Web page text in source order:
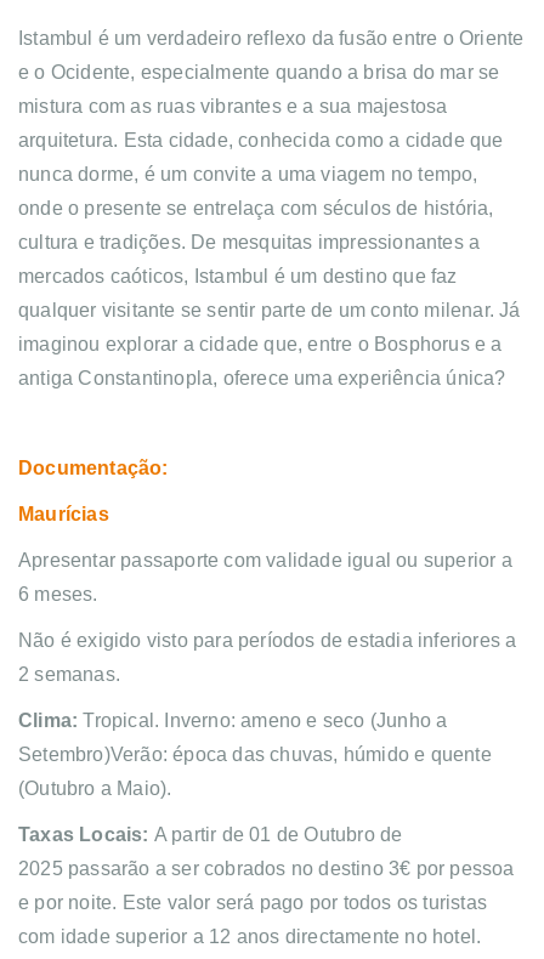
Istambul é um verdadeiro reflexo da fusão entre o Oriente
e o Ocidente, especialmente quando a brisa do mar se
mistura com as ruas vibrantes e a sua majestosa
arquitetura. Esta cidade, conhecida como a cidade que
nunca dorme, é um convite a uma viagem no tempo,
onde o presente se entrelaça com séculos de história,
cultura e tradições. De mesquitas impressionantes a
mercados caóticos, Istambul é um destino que faz
qualquer visitante se sentir parte de um conto milenar. Já
imaginou explorar a cidade que, entre o Bosphorus e a
antiga Constantinopla, oferece uma experiência única?
Documentação:
Maurícias
Apresentar passaporte com validade igual ou superior a
6 meses.
Não é exigido visto para períodos de estadia inferiores a
2 semanas.
Clima:Tropical. Inverno: ameno e seco (Junho a
Setembro)Verão: época das chuvas, húmido e quente
(Outubro a Maio).
Taxas Locais: A partir de 01 de Outubro de
2025 passarão a ser cobrados no destino 3€ por pessoa
e por noite. Este valor será pago por todos os turistas
com idade superior a 12 anos directamente no hotel.